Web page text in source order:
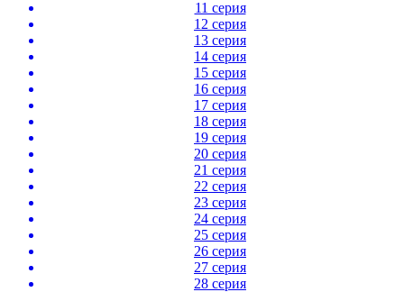
11 серия
12 серия
13 серия
14 серия
15 серия
16 серия
17 серия
18 серия
19 серия
20 серия
21 серия
22 серия
23 серия
24 серия
25 серия
26 серия
27 серия
28 серия